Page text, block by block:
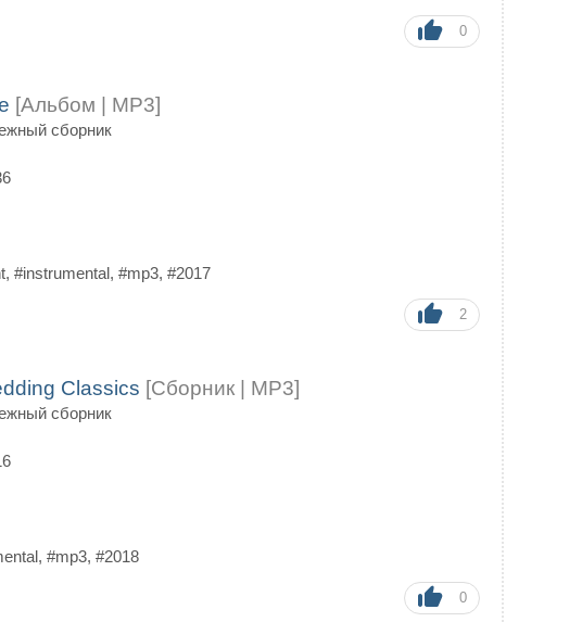
0
[Альбом | MP3]
сборник
, #instrumental, #mp3, #2017
2
Classics [Сборник | MP3]
сборник
, #mp3, #2018
0